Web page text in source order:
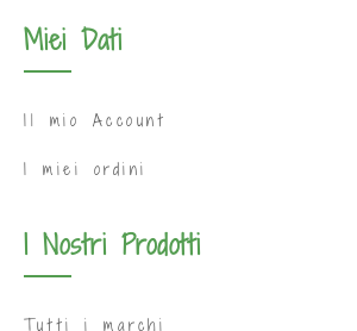
Miei Dati
Il mio Account
I miei ordini
I Nostri Prodotti
Tutti i marchi